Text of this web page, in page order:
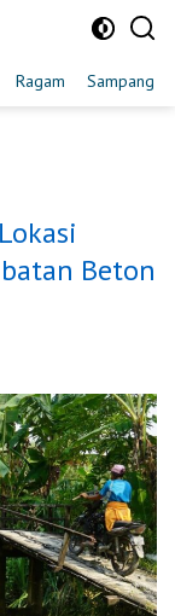
Ragam Sampang
Beton